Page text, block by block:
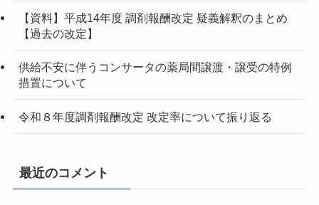
【資料】平成14年度 調剤報酬改定 疑義解釈のまとめ
【過去の改定】
供給不安に伴うコンサータの薬局間譲渡・譲受の特例
措置について
令和８年度調剤報酬改定 改定率について振り返る
最近のコメント